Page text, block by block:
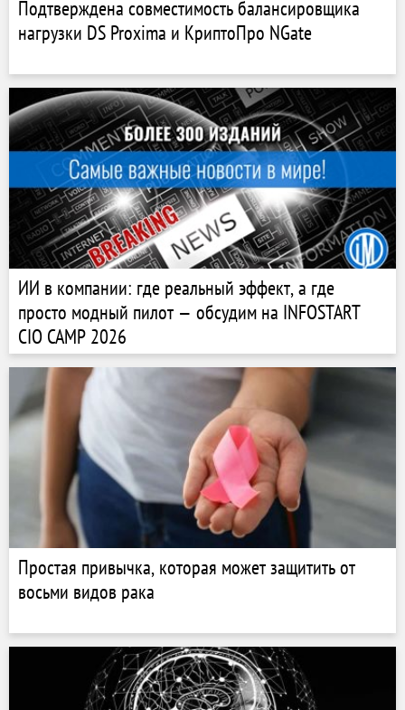
Подтверждена совместимость балансировщика
нагрузки DS Proxima и КриптоПро NGate
ИИ в компании: где реальный эффект, а где
просто модный пилот — обсудим на INFOSTART
CIO CAMP 2026
Простая привычка, которая может защитить от
восьми видов рака